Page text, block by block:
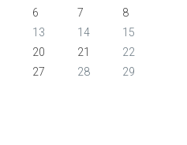
6 7
8
13 14
15
20 21
22
27 28
29